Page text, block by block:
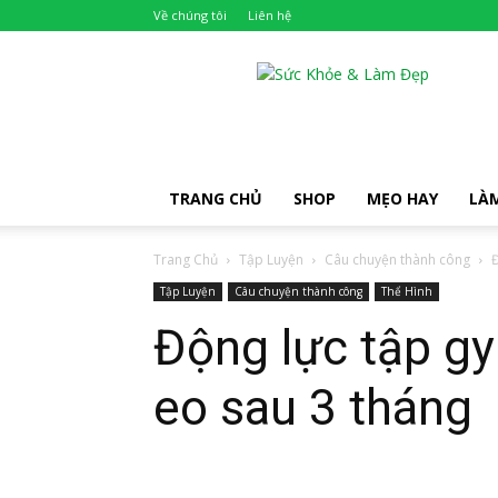
Về chúng tôi Liên hệ
TRANG CHỦ SHOP MẸO HAY
Trang Chủ Tập Luyện Câu chuyện thành công
Tập Luyện Câu chuyện thành công Thể Hình
Động lực tập
eo sau 3 tháng